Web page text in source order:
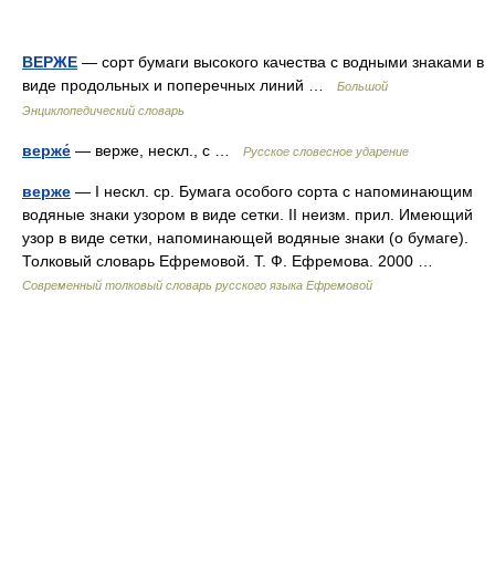
ВЕРЖЕ — сорт бумаги высокого качества с водными знаками в
виде продольных и поперечных линий …
Большой
Энциклопедический словарь
верже́ — верже, нескл., с … Русское словесное ударение
верже — I нескл. ср. Бумага особого сорта с напоминающим
водяные знаки узором в виде сетки. II неизм. прил. Имеющий
узор в виде сетки, напоминающей водяные знаки (о бумаге).
Толковый словарь Ефремовой. Т. Ф. Ефремова. 2000 …
Современный толковый словарь русского языка Ефремовой